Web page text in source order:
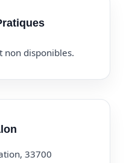
non disponibles.
33700